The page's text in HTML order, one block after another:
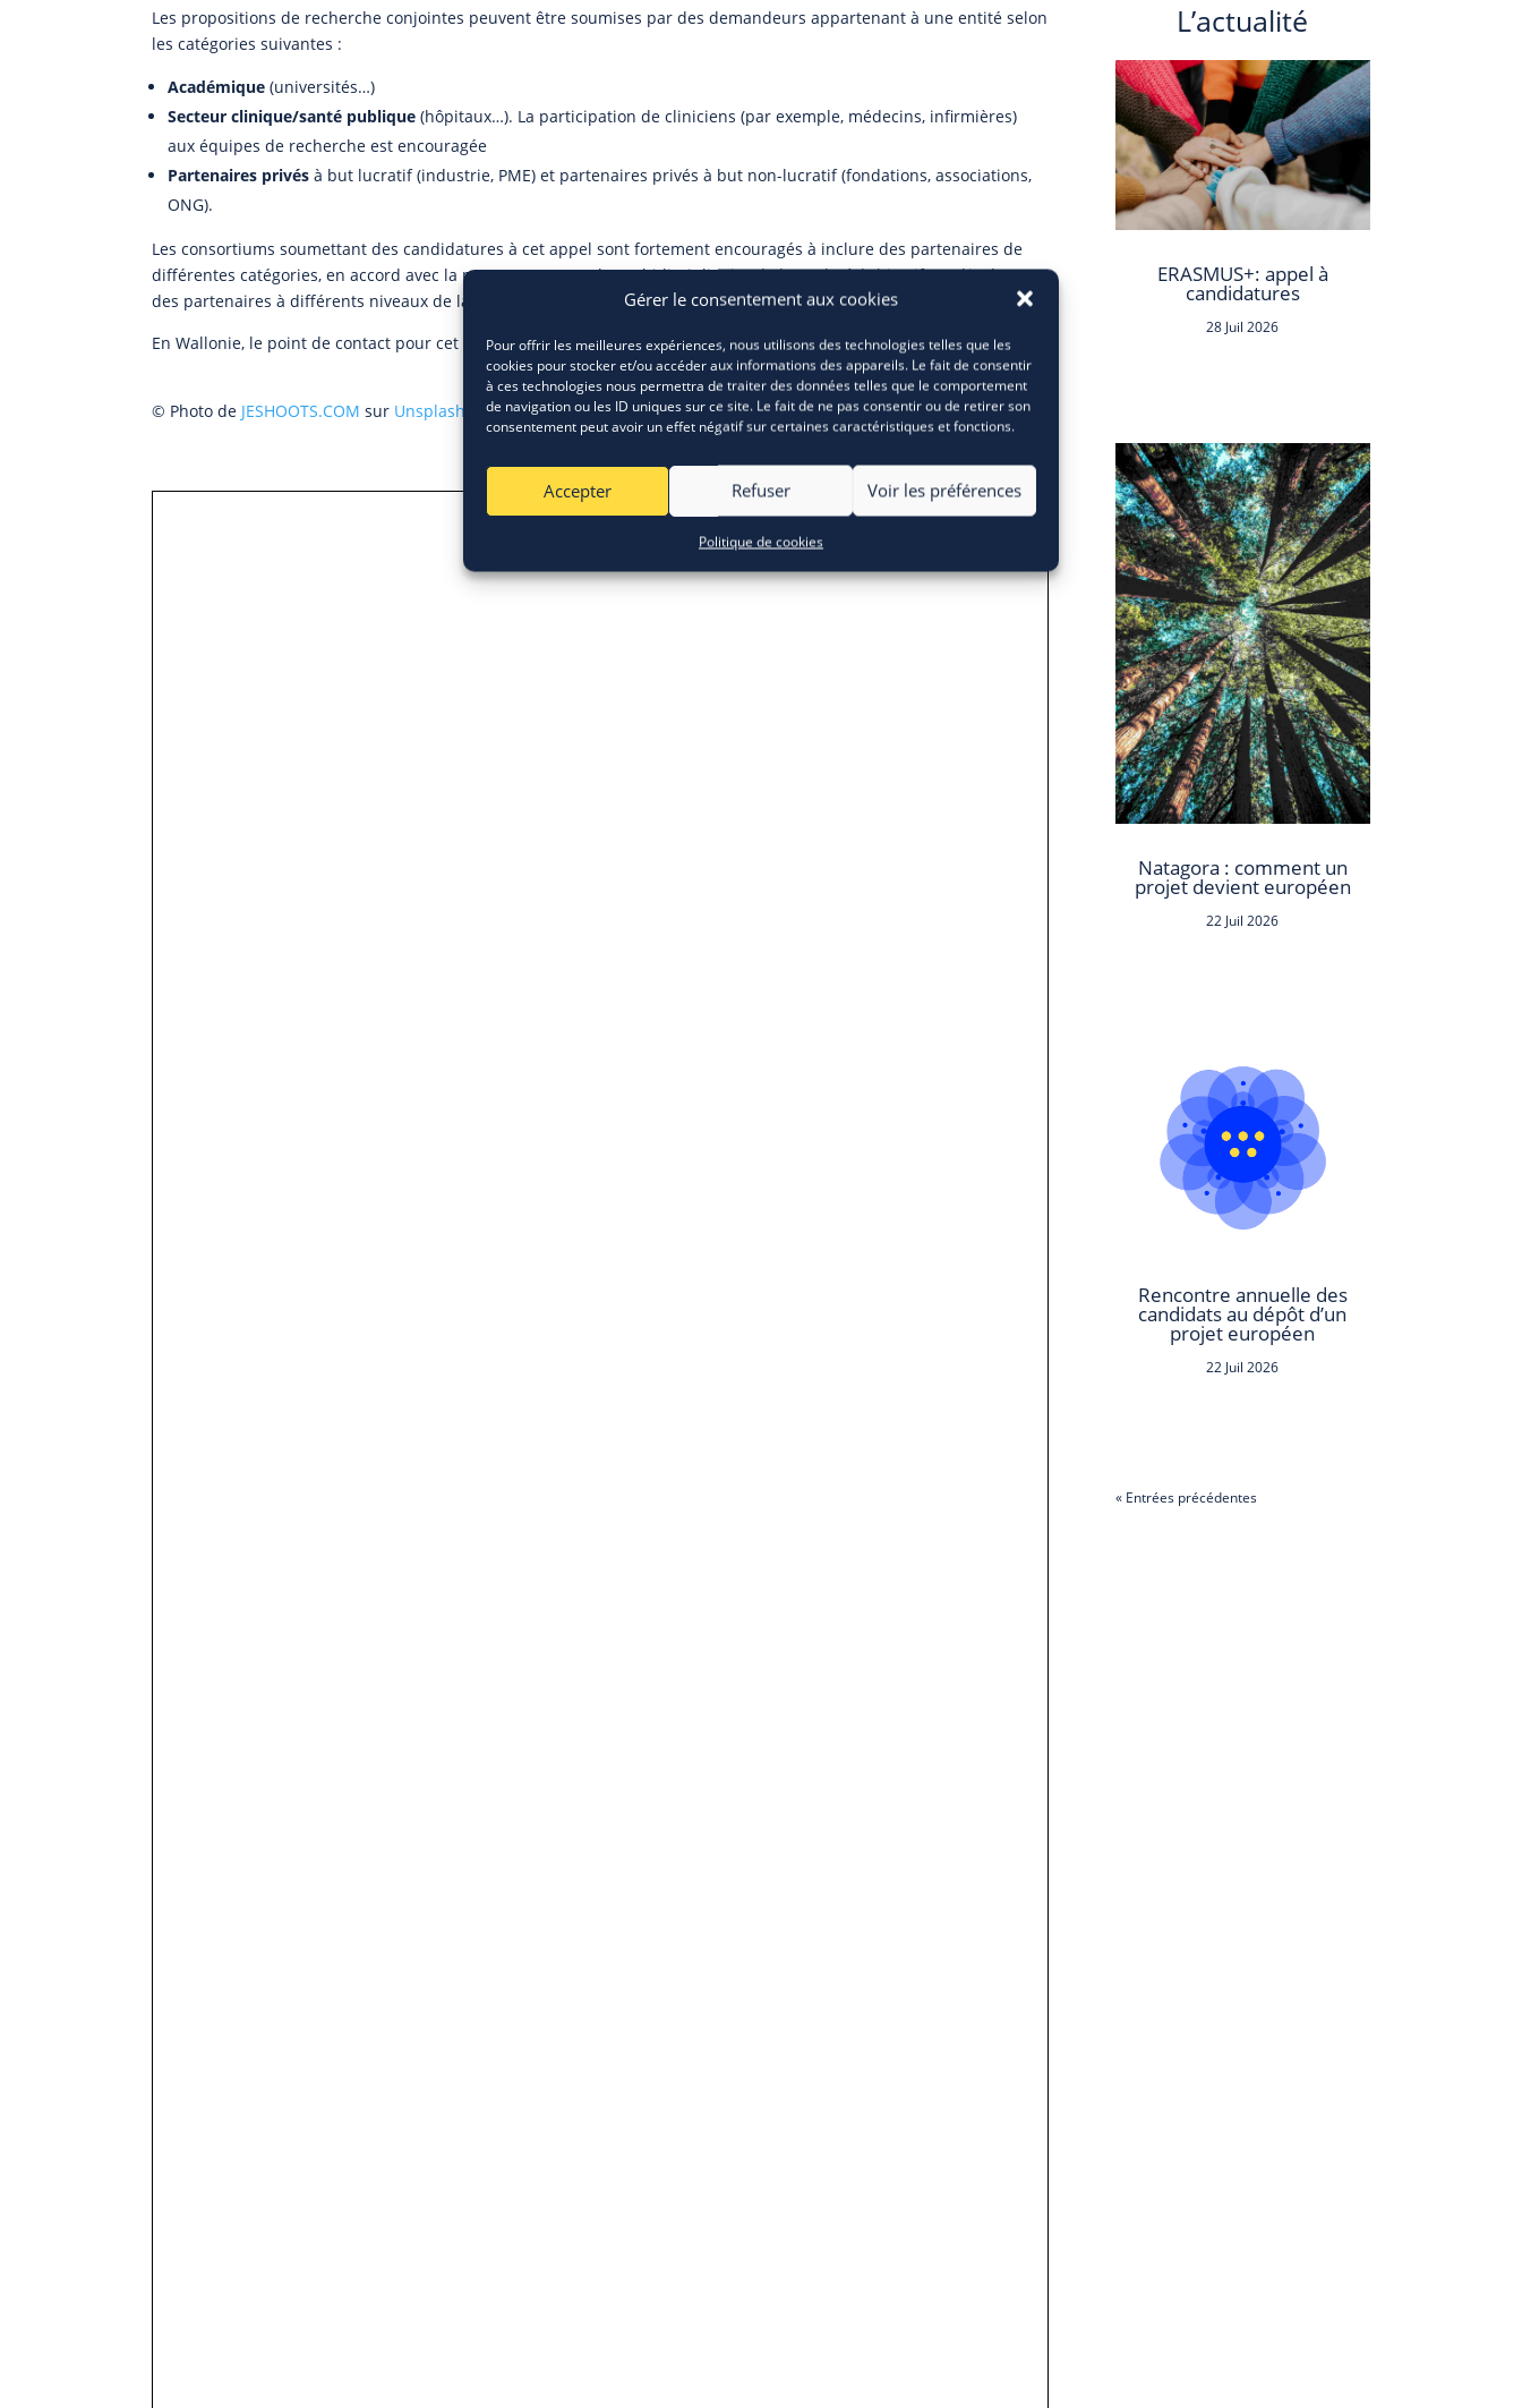
Gérer le consentement aux cookies
Pour offrir les meilleures expériences, nous utilisons des technologies telles que les
cookies pour stocker et/ou accéder aux informations des appareils. Le fait de consentir
à ces technologies nous permettra de traiter des données telles que le comportement
de navigation ou les ID uniques sur ce site. Le fait de ne pas consentir ou de retirer son
consentement peut avoir un effet négatif sur certaines caractéristiques et fonctions.
Accepter Refuser Voir les préférences
Politique de cookies
Les propositions de recherche conjointes peuvent être soumises par des demandeurs appartenant à une entité selon
les catégories suivantes :
Académique (universités…)
Secteur clinique/santé publique (hôpitaux…). La participation de cliniciens (par exemple, médecins, infirmières)
aux équipes de recherche est encouragée
Partenaires privés à but lucratif (industrie, PME) et partenaires privés à but non-lucratif (fondations, associations,
ONG).
Les consortiums soumettant des candidatures à cet appel sont fortement encouragés à inclure des partenaires de
différentes catégories, en accord avec la nature transversale/multidisciplinaire de l’appel, où l’objectif est d’inclure
des partenaires à différents niveaux de la chaîne de valeur.
En Wallonie, le point de contact pour cet appel à projets est leSPW EER.
© Photo de JESHOOTS.COM sur Unsplash
L’actualité
ERASMUS+: appel à
candidatures
28 Juil 2026
Natagora : comment un
projet devient européen
22 Juil 2026
Rencontre annuelle des
candidats au dépôt d’un
projet européen
22 Juil 2026
« Entrées précédentes